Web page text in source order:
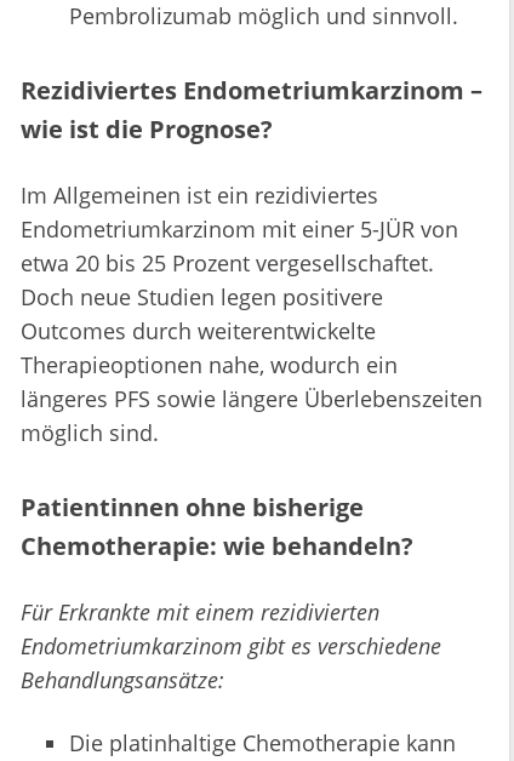
Pembrolizumab möglich und sinnvoll.
Rezidiviertes Endometriumkarzinom –
wie ist die Prognose?
Im Allgemeinen ist ein rezidiviertes
Endometriumkarzinom mit einer 5-JÜR von
etwa 20 bis 25 Prozent vergesellschaftet.
Doch neue Studien legen positivere
Outcomes durch weiterentwickelte
Therapieoptionen nahe, wodurch ein
längeres PFS sowie längere Überlebenszeiten
möglich sind.
Patientinnen ohne bisherige
Chemotherapie: wie behandeln?
Für Erkrankte mit einem rezidivierten
Endometriumkarzinom gibt es verschiedene
Behandlungsansätze:
Die platinhaltige Chemotherapie kann